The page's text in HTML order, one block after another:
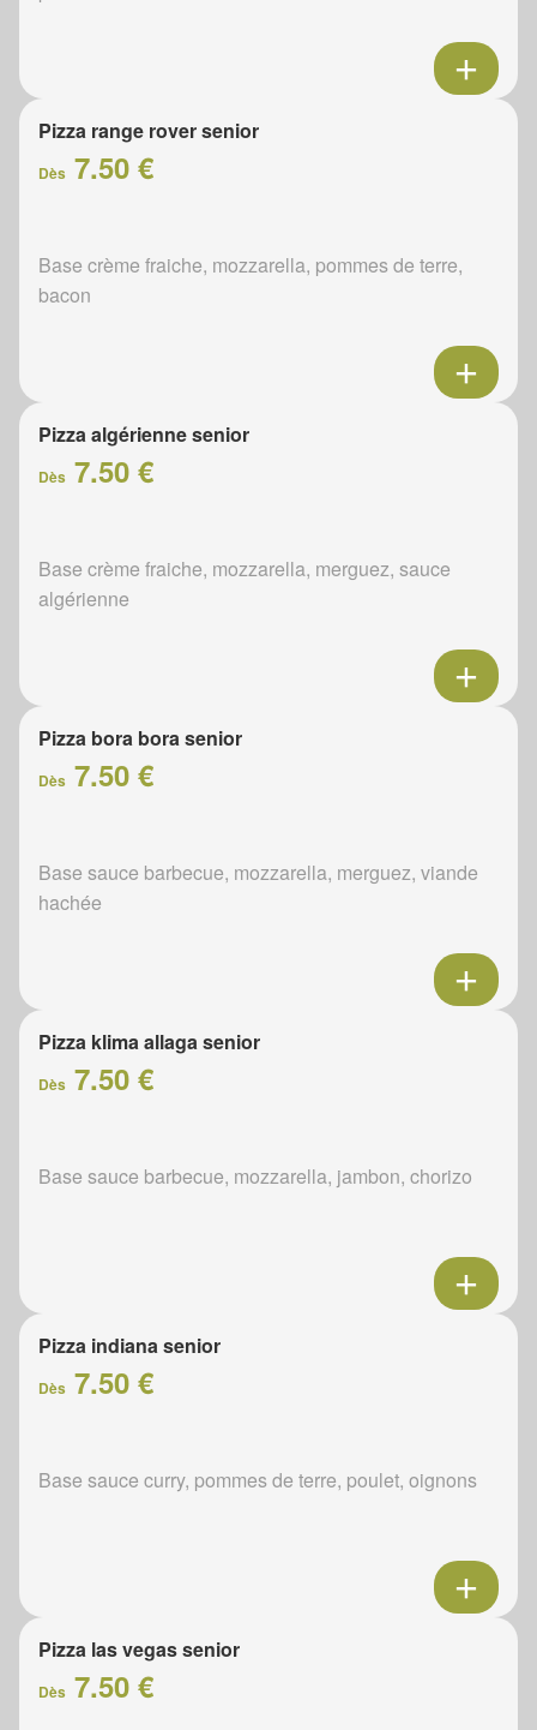
Pizza range rover senior
Dès 7.50 €
Base crème fraiche, mozzarella, pommes de terre,
bacon
Pizza algérienne senior
Dès 7.50 €
Base crème fraiche, mozzarella, merguez, sauce
algérienne
Pizza bora bora senior
Dès 7.50 €
Base sauce barbecue, mozzarella, merguez, viande
hachée
Pizza klima allaga senior
Dès 7.50 €
Base sauce barbecue, mozzarella, jambon, chorizo
Pizza indiana senior
Dès 7.50 €
Base sauce curry, pommes de terre, poulet, oignons
Pizza las vegas senior
Dès 7.50 €